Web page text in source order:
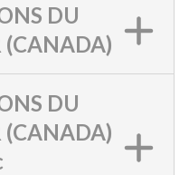
DU
(CANADA)
DU
(CANADA)